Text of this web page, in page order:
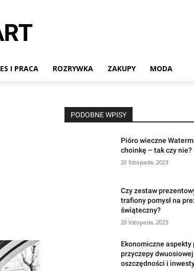
I PRACA ROZRYWKA ZAKUPY MODA
PODOBNE WPISY
Pióro wieczne
choinkę – tak czy nie?
20 listopada, 2023
Czy zestaw
trafiony pomysł na
świąteczny?
20 listopada, 2023
Ekonomiczne aspekty
przyczepy
oszczędności i